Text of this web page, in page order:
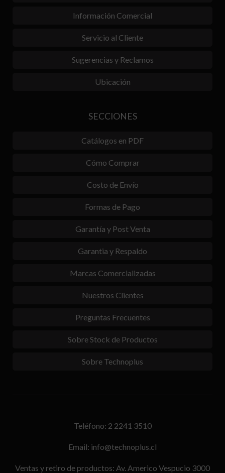
Información Comercial
Servicio al Cliente
Sugerencias y Reclamos
Ubicación
SECCIONES
Catálogos en PDF
Cómo Comprar
Costo de Envío
Formas de Pago
Garantía y Post Venta
Garantia y Respaldo
Marcas Comercializadas
Nuestros Clientes
Preguntas Frecuentes
Sobre Stock de Productos
Sobre Technoplus
Teléfono: 2 2241 3510
Email: info@technoplus.cl
Ventas y retiro de productos: Av. Americo Vespucio 3000